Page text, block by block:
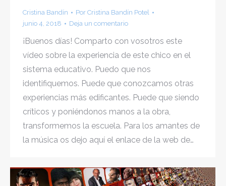
Cristina Bandín Por Cristina Bandín Potel
junio 4, 2018
Deja un comentario
¡Buenos días! Comparto con vosotros este
vídeo sobre la experiencia de este chico en el
sistema educativo. Puedo que nos
identifiquemos. Puede que conozcamos otras
experiencias más edificantes. Puede que siendo
críticos y poniéndonos manos a la obra,
transformemos la escuela. Para los amantes de
la música os dejo aquí el enlace de la web de…